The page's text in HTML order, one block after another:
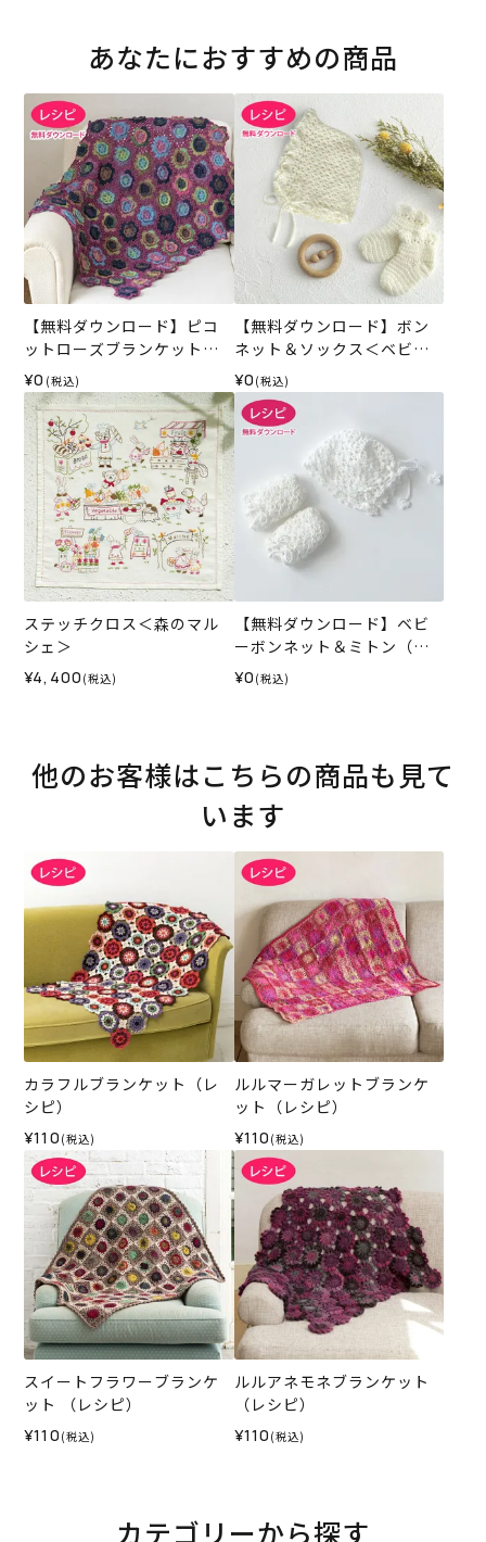
あなたにおすすめの商品
【無料ダウンロード】ピコ
ットローズブランケット
（レシピ）
¥0 (税込)
【無料ダウンロード】ボン
ネット＆ソックス＜ベビー
パレット＞（レシピ）
¥0 (税込)
ステッチクロス＜森のマル
シェ＞
¥4,400 (税込)
【無料ダウンロード】ベビ
ーボンネット＆ミトン（レ
シピ）
¥0 (税込)
他のお客様はこちらの商品も見て
います
カラフルブランケット（レ
シピ）
¥110 (税込)
ルルマーガレットブランケ
ット（レシピ）
¥110 (税込)
スイートフラワーブランケ
ット （レシピ）
¥110 (税込)
ルルアネモネブランケット
（レシピ）
¥110 (税込)
カテゴリーから探す